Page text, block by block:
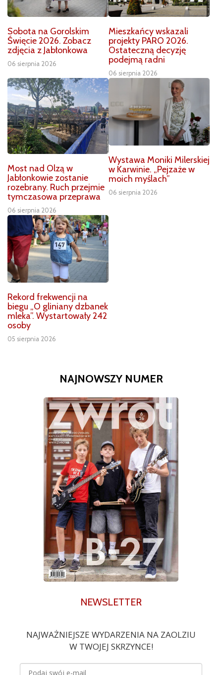
Sobota na Gorolskim
Święcie 2026. Zobacz
zdjęcia z Jabłonkowa
06 sierpnia 2026
Mieszkańcy wskazali
projekty PARO 2026.
Ostateczną decyzję
podejmą radni
06 sierpnia 2026
Most nad Olzą w
Jabłonkowie zostanie
rozebrany. Ruch przejmie
tymczasowa przeprawa
06 sierpnia 2026
Wystawa Moniki Milerskiej
w Karwinie. „Pejzaże w
moich myślach”
06 sierpnia 2026
Rekord frekwencji na
biegu „O gliniany dzbanek
mleka”. Wystartowały 242
osoby
05 sierpnia 2026
NAJNOWSZY NUMER
NEWSLETTER
NAJWAŻNIEJSZE WYDARZENIA NA ZAOLZIU
W TWOJEJ SKRZYNCE!